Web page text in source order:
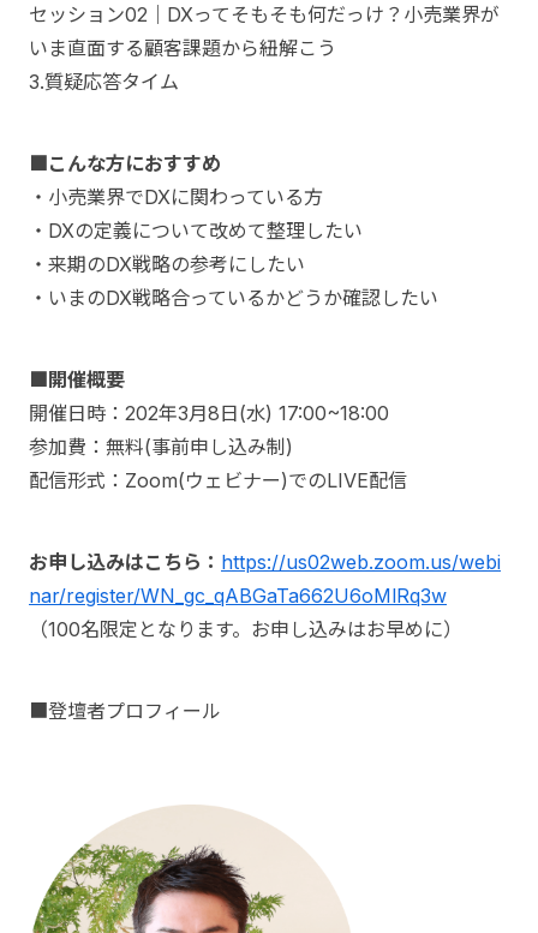
セッション02｜DXってそもそも何だっけ？小売業界が
いま直面する顧客課題から紐解こう
3.質疑応答タイム
■こんな方におすすめ
・小売業界でDXに関わっている方
・DXの定義について改めて整理したい
・来期のDX戦略の参考にしたい
・いまのDX戦略合っているかどうか確認したい
■開催概要
開催日時：202年3月8日(水) 17:00~18:00
参加費：無料(事前申し込み制)
配信形式：Zoom(ウェビナー)でのLIVE配信
お申し込みはこちら： https://us02web.zoom.us/webi
nar/register/WN_gc_qABGaTa662U6oMlRq3w
（100名限定となります。お申し込みはお早めに）
■登壇者プロフィール